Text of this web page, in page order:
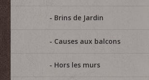
Brins de Jardin
Causes aux balcons
Hors les murs